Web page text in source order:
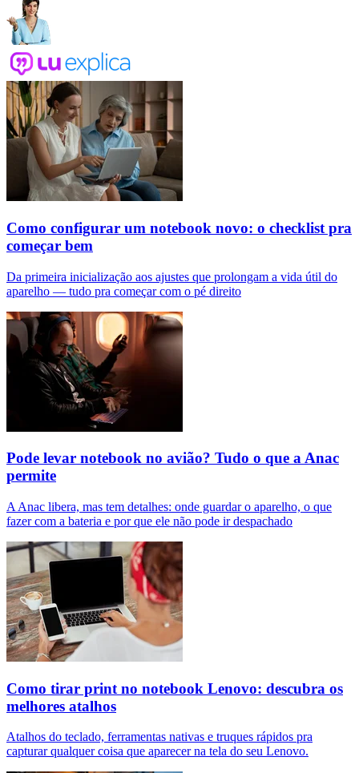
Como configurar um notebook novo: o checklist pra
começar bem
Da primeira inicialização aos ajustes que prolongam a vida útil do
aparelho — tudo pra começar com o pé direito
Pode levar notebook no avião? Tudo o que a Anac
permite
A Anac libera, mas tem detalhes: onde guardar o aparelho, o que
fazer com a bateria e por que ele não pode ir despachado
Como tirar print no notebook Lenovo: descubra os
melhores atalhos
Atalhos do teclado, ferramentas nativas e truques rápidos pra
capturar qualquer coisa que aparecer na tela do seu Lenovo.